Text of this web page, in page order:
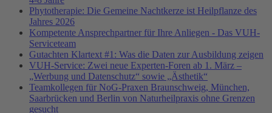
Phytotherapie: Die Gemeine Nachtkerze ist Heilpflanze des
Jahres 2026
Kompetente Ansprechpartner für Ihre Anliegen - Das VUH-
Serviceteam
Gutachten Klartext #1: Was die Daten zur Ausbildung zeigen
VUH-Service: Zwei neue Experten-Foren ab 1. März –
„Werbung und Datenschutz“ sowie „Ästhetik“
Teamkollegen für NoG-Praxen Braunschweig, München,
Saarbrücken und Berlin von Naturheilpraxis ohne Grenzen
gesucht